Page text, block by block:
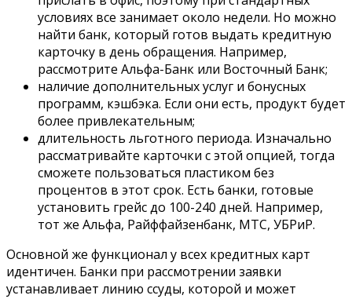
условиях все занимает около недели. Но можно
найти банк, который готов выдать кредитную
карточку в день обращения. Например,
рассмотрите Альфа-Банк или Восточный Банк;
наличие дополнительных услуг и бонусных
программ, кэшбэка. Если они есть, продукт будет
более привлекательным;
длительность льготного периода. Изначально
рассматривайте карточки с этой опцией, тогда
сможете пользоваться пластиком без
процентов в этот срок. Есть банки, готовые
установить грейс до 100-240 дней. Например,
тот же Альфа, Райффайзенбанк, МТС, УБРиР.
Основной же функционал у всех кредитных карт
идентичен. Банки при рассмотрении заявки
устанавливает линию ссуды, которой и может